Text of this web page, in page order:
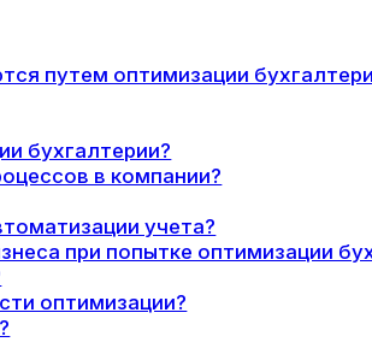
путем оптимизации
бухгалтерии?
в компании?
учета?
при попытке оптимизации
оптимизации?